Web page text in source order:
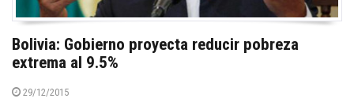
Bolivia: Gobierno proyecta reducir pobreza
extrema al 9.5%
29/12/2015